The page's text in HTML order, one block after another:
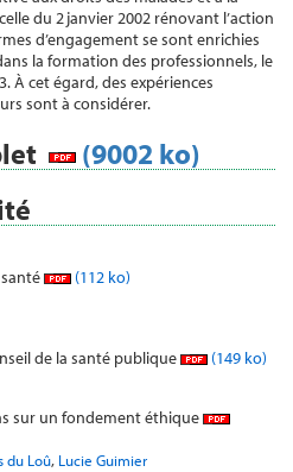
du 2 janvier 2002 rénovant l’action
d’engagement se sont enrichies
la formation des professionnels, le
À cet égard, des expériences
sont à considérer.
(9002 ko)
(112 ko)
de la santé publique
(149 ko)
sur un fondement éthique
du Loû, Lucie Guimier